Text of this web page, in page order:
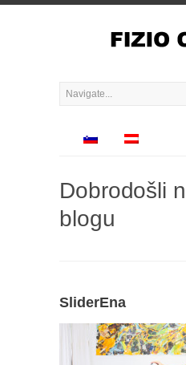
Dobrodošli
blogu
SliderEna